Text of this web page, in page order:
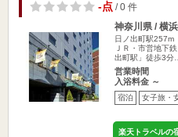
-点 / 0 件
神奈川県 / 横
日ノ出町駅257m
ＪＲ・市営地下
出町駅」徒歩3分…
営業時間
入浴料金 ～
宿泊 女子旅・
楽天トラベルの